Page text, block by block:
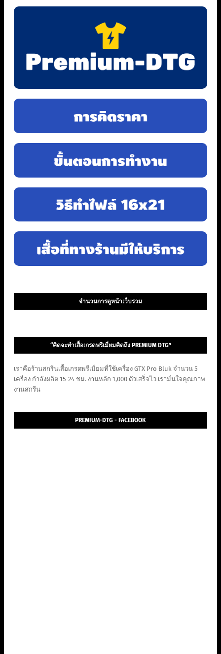
จำนวนการดูหน้าเว็บรวม
“คิดจะทำเสื้อเกรดพรีเมี่ยมคิดถึง PREMIUM DTG”
เราคือร้านสกรีนเสื้อเกรดพรีเมี่ยมที่ใช้เครื่อง GTX Pro Bluk จำนวน 5
เครื่อง กำลังผลิต 15-24 ชม. งานหลัก 1,000 ตัวเสร็จไว เรามั่นใจคุณภาพ
งานสกรีน
PREMIUM-DTG - FACEBOOK